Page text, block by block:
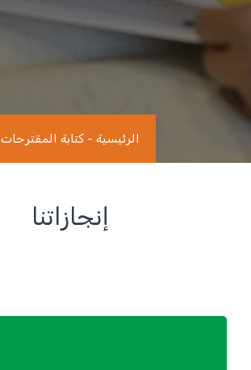
الرئيسية - كتابة المقترحات
إنجازاتنا